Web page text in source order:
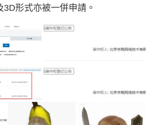
形式亦被一併申請。